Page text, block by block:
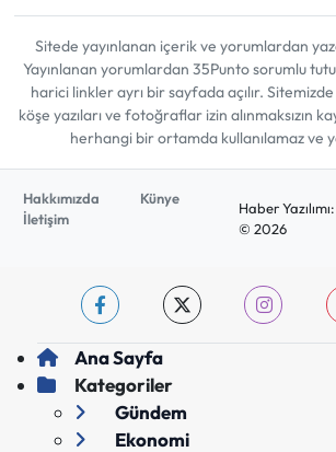
Sitede yayınlanan içerik ve yorumlardan
Yayınlanan yorumlardan 35Punto sorumlu
harici linkler ayrı bir sayfada açılır.
köşe yazıları ve fotoğraflar izin alınmaksızın
herhangi bir ortamda kullanılamaz ve
Hakkımızda
Künye
İletişim
Haber Yazılımı:
© 2026
Ana Sayfa
Kategoriler
Gündem
Ekonomi